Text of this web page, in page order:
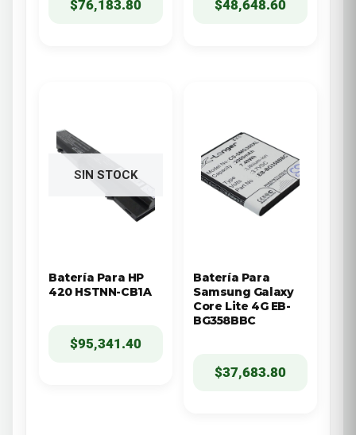
$76,183.80 $48,648.60
SIN STOCK
Batería Para HP
420 HSTNN-CB1A
$95,341.40
Batería Para
Samsung Galaxy
Core Lite 4G EB-
BG358BBC
$37,683.80